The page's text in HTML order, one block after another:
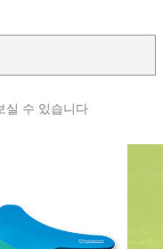
실 수 있습니다